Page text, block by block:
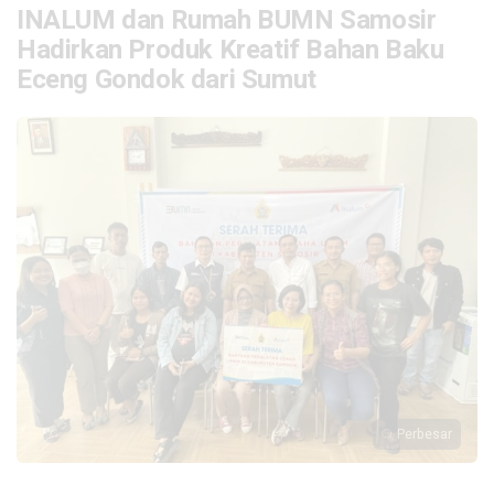
INALUM dan Rumah BUMN Samosir
Hadirkan Produk Kreatif Bahan Baku
Eceng Gondok dari Sumut
Perbesar